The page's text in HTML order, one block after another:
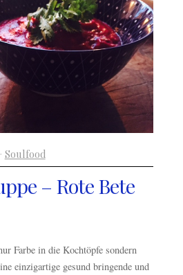
Soulfood
– Rote Bete
Farbe in die Kochtöpfe sondern
einzigartige gesund bringende und